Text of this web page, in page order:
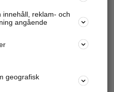
innehåll, reklam- och
angående
geografisk